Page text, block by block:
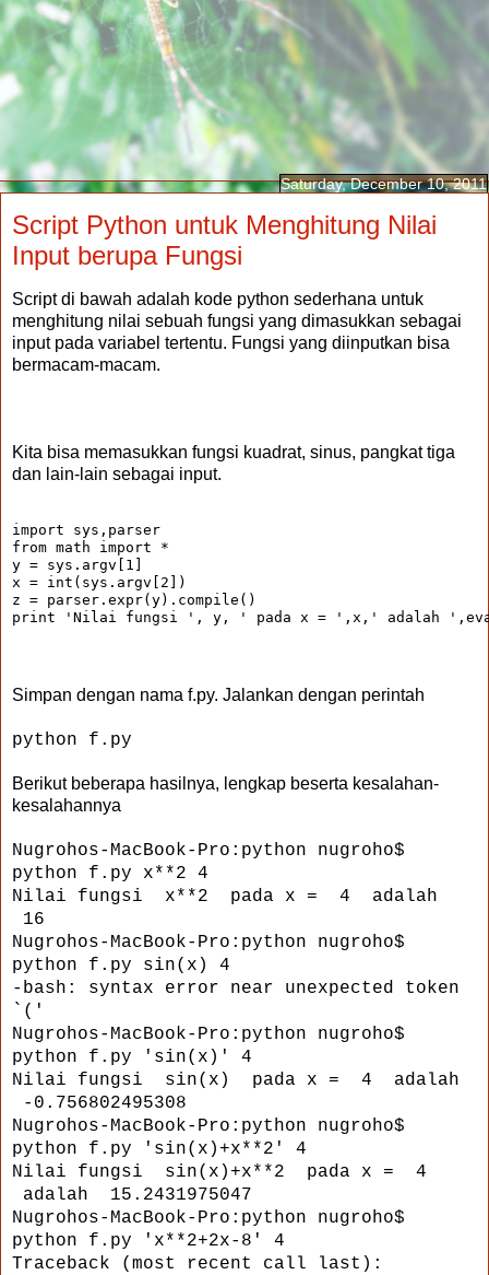
Saturday, December 10, 2011
Script Python untuk Menghitung Nilai
Input berupa Fungsi
Script di bawah adalah kode python sederhana untuk
menghitung nilai sebuah fungsi yang dimasukkan sebagai
input pada variabel tertentu. Fungsi yang diinputkan bisa
bermacam-macam.
Kita bisa memasukkan fungsi kuadrat, sinus, pangkat tiga
dan lain-lain sebagai input.
import sys,parser
from math import *
y = sys.argv[1]
x = int(sys.argv[2])
z = parser.expr(y).compile()
print 'Nilai fungsi ', y, ' pada x = ',x,' adalah
Simpan dengan nama f.py. Jalankan dengan perintah
python f.py
Berikut beberapa hasilnya, lengkap beserta kesalahan-
kesalahannya
Nugrohos-MacBook-Pro:python nugroho$
python f.py x**2 4
Nilai fungsi x**2 pada x = 4 adalah
16
Nugrohos-MacBook-Pro:python nugroho$
python f.py sin(x) 4
-bash: syntax error near unexpected token
`('
Nugrohos-MacBook-Pro:python nugroho$
python f.py 'sin(x)' 4
Nilai fungsi sin(x) pada x = 4 adalah
-0.756802495308
Nugrohos-MacBook-Pro:python nugroho$
python f.py 'sin(x)+x**2' 4
Nilai fungsi sin(x)+x**2 pada x = 4
adalah 15.2431975047
Nugrohos-MacBook-Pro:python nugroho$
python f.py 'x**2+2x-8' 4
Traceback (most recent call last):